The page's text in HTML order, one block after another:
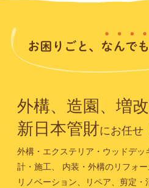
外構、造園、増
新日本管財にお任せ
外構・エクステリア・ウッドデ
計・施工、
内装・外構のリフォー
リノベーション、リペア、剪定・